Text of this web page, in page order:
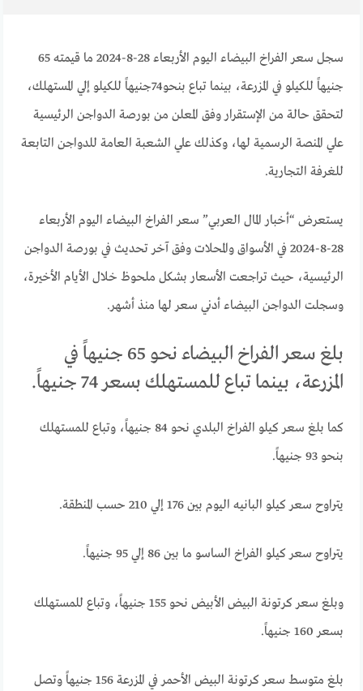
سجل سعر الفراخ البيضاء اليوم الأربعاء 28-8-2024 ما قيمته 65
جنيهاً للكيلو في المزرعة، بينما تباع بنحو74جنيهاً للكيلو إلي المستهلك،
لتحقق حالة من الإستقرار وفق المعلن من بورصة الدواجن الرئيسية
علي المنصة الرسمية لها، وكذلك علي الشعبة العامة للدواجن التابعة
للغرفة التجارية.
يستعرض “أخبار المال العربي” سعر الفراخ البيضاء اليوم الأربعاء
28-8-2024 في الأسواق والمحلات وفق آخر تحديث في بورصة الدواجن
الرئيسية، حيث تراجعت الأسعار بشكل ملحوظ خلال الأيام الأخيرة،
وسجلت الدواجن البيضاء أدني سعر لها منذ أشهر.
بلغ سعر الفراخ البيضاء نحو 65 جنيهاً في
المزرعة، بينما تباع للمستهلك بسعر 74 جنيهاً.
كما بلغ سعر كيلو الفراخ البلدي نحو 84 جنيهاً، وتباع للمستهلك
بنحو 93 جنيهاً.
يتراوح سعر كيلو البانيه اليوم بين 176 إلي 210 حسب المنطقة.
يتراوح سعر كيلو الفراخ الساسو ما بين 86 إلي 95 جنيهاً.
وبلغ سعر كرتونة البيض الأبيض نحو 155 جنيهاً، وتباع للمستهلك
بسعر 160 جنيهاً.
بلغ متوسط سعر كرتونة البيض الأحمر في المزرعة 156 جنيهاً وتصل